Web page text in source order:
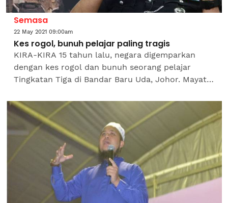
Semasa
22 May 2021 09:00am
Kes rogol, bunuh pelajar paling tragis
KIRA-KIRA 15 tahun lalu, negara digemparkan
dengan kes rogol dan bunuh seorang pelajar
Tingkatan Tiga di Bandar Baru Uda, Johor. Mayat
dua hari ibu...